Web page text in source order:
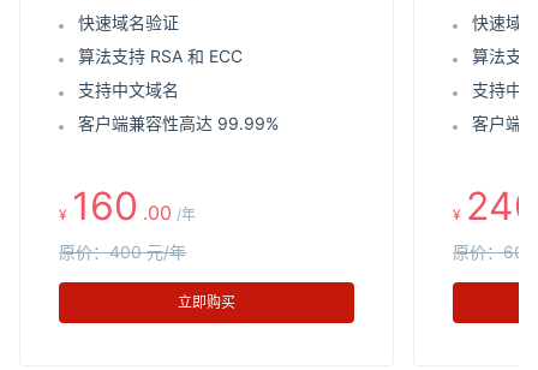
快速域名验证
算法支持 RSA 和 ECC
支持中文域名
客户端兼容性高达 99.99%
¥ 160 .00 /年
原价：400 元/年
立即购买
快速域
算法支
支持中
客户端
¥ 240
原价：